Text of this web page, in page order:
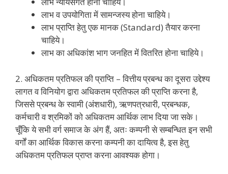
लाभ व उपयोगिता में सामन्जस्य होना चाहिये।
लाभ प्राप्ति हेतु एक मानक (Standard) तैयार करना
चाहिये।
लाभ का अधिकांश भाग जनहित में वितरित होना चाहिये।
2. अधिकतम प्रतिफल की प्राप्ति – वित्तीय प्रबन्ध का दूसरा उद्देश्य
लागत व विनियोग द्वारा अधिकतम प्रतिफल की प्राप्ति करना है,
जिससे प्रबन्ध के स्वामी (अंशधारी), ऋणपत्रधारी, प्रबन्धक,
कर्मचारी व श्रमिकों को अधिकतम आर्थिक लाभ दिया जा सके।
चूँकि ये सभी वर्ग समाज के अंग हैं, अतः कम्पनी से सम्बन्धित इन सभी
वर्गों का आर्थिक विकास करना कम्पनी का दायित्व है, इस हेतु
अधिकतम प्रतिफल प्राप्त करना आवश्यक होगा।